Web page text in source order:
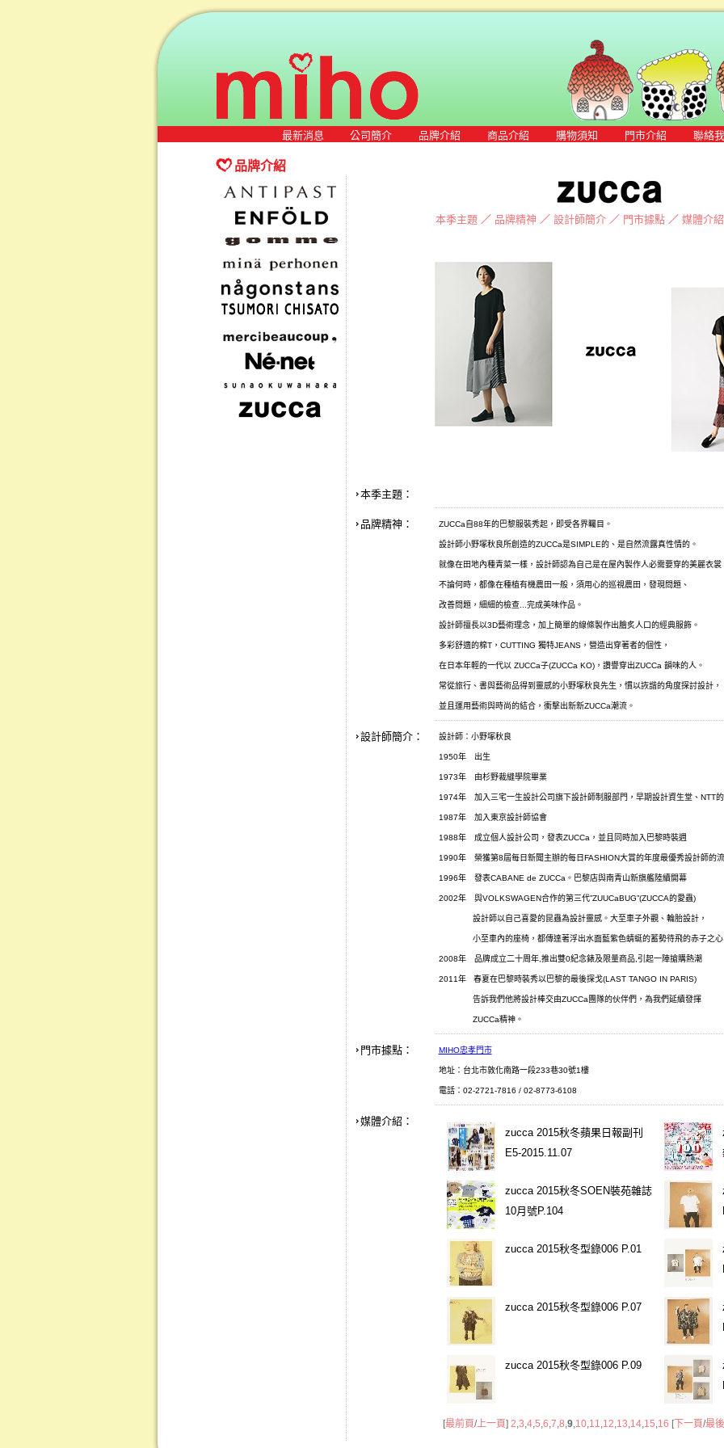
最新消息 公司簡介 品牌介紹 商品介紹 購物須知 門市介紹 聯絡
品牌介紹
本季主題 ／ 品牌精神 ／ 設計師簡介 ／ 門市據點 ／ 媒體介紹
本季主題：
品牌精神： ZUCCa自88年的巴黎服裝秀起，即受各界矚目。
設計師小野塚秋良所創造的ZUCCa是SIMPLE的、是自然流露真性情的。
就像在田地內種青菜一樣，設計師認為自己是在屋內製作人必需要穿的美麗衣裳
不論何時，都像在種植有機農田一般，須用心的巡視農田，發現問題、
改善問題，細細的檢查...完成美味作品。
設計師擅長以3D藝術理念，加上簡單的線條製作出膾炙人口的經典服飾。
多彩舒適的棉T，CUTTING 獨特JEANS，營造出穿著者的個性，
在日本年輕的一代以 ZUCCa子(ZUCCa KO)，讚譽穿出ZUCCa 韻味的人。
常從旅行、書與藝術品得到靈感的小野塚秋良先生，慣以詼諧的角度探討設計，
並且運用藝術與時尚的結合，衝擊出新新ZUCCa潮流。
設計師簡介： 設計師：小野塚秋良
1950年 出生
1973年 由杉野裁縫學院畢業
1974年 加入三宅一生設計公司旗下設計師制服部門，早期設計資生堂、NTT
1987年 加入東京設計師協會
1988年 成立個人設計公司，發表ZUCCa，並且同時加入巴黎時裝週
1990年 榮獲第8屆每日新聞主辦的每日FASHION大賞的年度最優秀設計師的
1996年 發表CABANE de ZUCCa。巴黎店與南青山新旗艦陸續開幕
2002年 與VOLKSWAGEN合作的第三代”ZUUCaBUG”(ZUCCA的愛蟲)
設計師以自己喜愛的昆蟲為設計靈感。大至車子外觀、輪胎設計，
小至車內的座椅，都傳達著浮出水面藍紫色蜻蜓的蓄勢待飛的赤子之心
2008年 品牌成立二十周年,推出雙0紀念錶及限量商品,引起一陣搶購熱潮
2011年 春夏在巴黎時裝秀以巴黎的最後探戈(LAST TANGO IN PARIS)
告訴我們他將設計棒交由ZUCCa團隊的伙伴們，為我們延續發揮
ZUCCa精神。
門市據點： MIHO忠孝門市
地址：台北市敦化南路一段233巷30號1樓
電話：02-2721-7816 / 02-8773-6108
媒體介紹：
zucca 2015秋冬蘋果日報副刊
E5-2015.11.07
zucca 2015秋冬SOEN裝苑雜誌
10月號P.104
zucca 2015秋冬型錄006 P.01
zucca 2015秋冬型錄006 P.07
zucca 2015秋冬型錄006 P.09
[最前頁/上一頁] 2 3 4, 5 6 7 8 9, 10, 11 12 13 14, 15 16 [下一頁/最